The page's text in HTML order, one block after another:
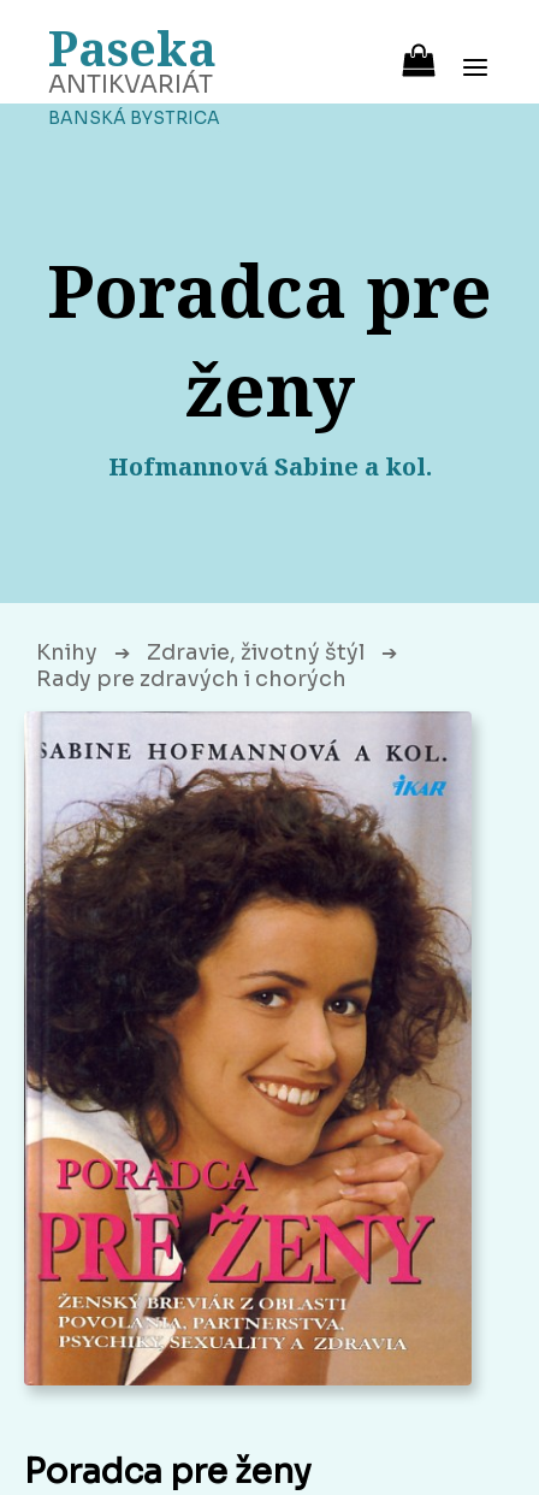
Paseka
ANTIKVARIÁT
BANSKÁ BYSTRICA
Poradca pre
ženy
Hofmannová Sabine a kol.
Knihy ➔ Zdravie, životný štýl ➔
Rady pre zdravých i chorých
Poradca pre ženy